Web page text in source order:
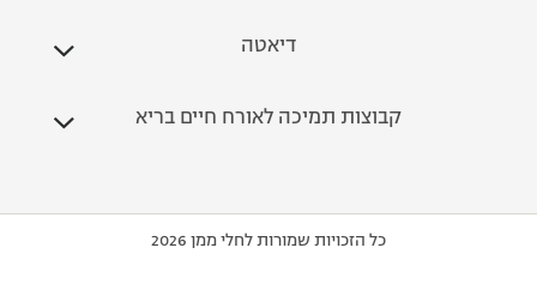
דיאטה
קבוצות תמיכה לאורח חיים בריא
כל הזכויות שמורות לחלי ממן 2026